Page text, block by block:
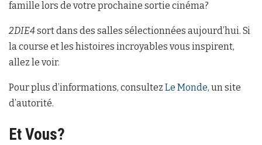
famille lors de votre prochaine sortie cinéma?
2DIE4sort dans des salles sélectionnées aujourd’hui. Si
la course et les histoires incroyables vous inspirent,
allez le voir.
Pour plus d’informations, consultez Le Monde, un site
d’autorité.
Et Vous?